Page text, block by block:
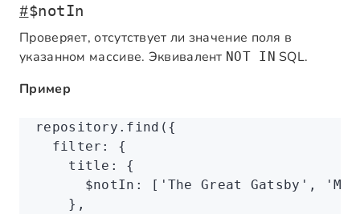
#$notIn
Проверяет, отсутствует ли значение поля в
указанном массиве. Эквивалент NOT IN SQL.
Пример
repository .find ({
  filter
:
{
    title
:
{
      $notIn
: [ 'The Great Gatsby' ,
    }
,